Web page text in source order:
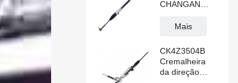
CHANGAN
Cremalheira
hidráulica
manual para
volante à
esquerda
Mais
CK4Z3504B
Cremalheira
da direção